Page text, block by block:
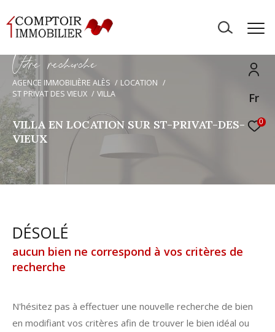
Fr
0
Vore recece
AGENCE IMMOBILIÈRE ALÈS
LOCATION
ST PRIVAT DES VIEUX
VILLA
VILLA EN LOCATION SUR ST-PRIVAT-DES-
VIEUX
DÉSOLÉ
aucun bien ne correspond à vos critères de
recherche
N'hésitez pas à effectuer une nouvelle recherche de bien
en modifiant vos critères afin de trouver le bien idéal ou